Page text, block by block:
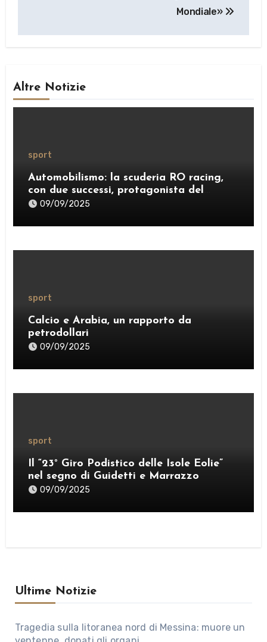
Mondiale»
Altre Notizie
sport
Automobilismo: la scuderia RO racing,
con due successi, protagonista del
weekend
09/09/2025
sport
Calcio e Arabia, un rapporto da
petrodollari
09/09/2025
sport
Il “23° Giro Podistico delle Isole Eolie”
nel segno di Guidetti e Marrazzo
09/09/2025
Ultime Notizie
Tragedia sulla litoranea nord di Messina: muore un